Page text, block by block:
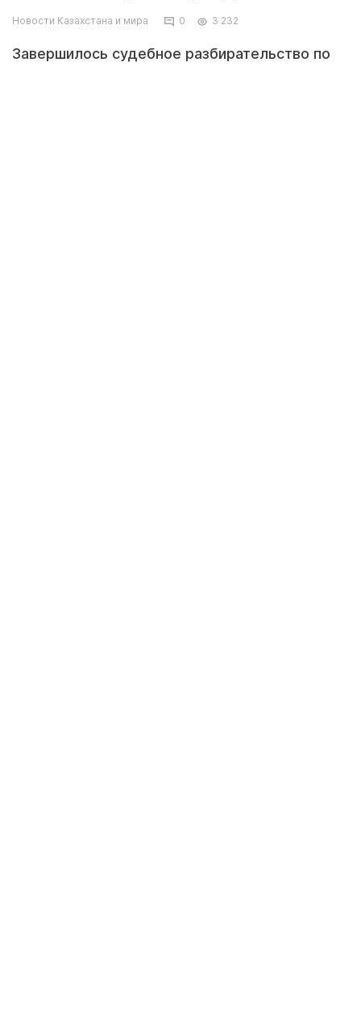
Новости Казахстана и мира 0 3 232
Завершилось судебное разбирательство по